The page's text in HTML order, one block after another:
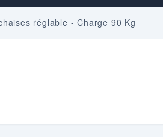
réglable - Charge 90 Kg